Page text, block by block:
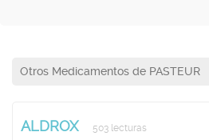
Otros Medicamentos de PASTEUR
ALDROX 503 lecturas